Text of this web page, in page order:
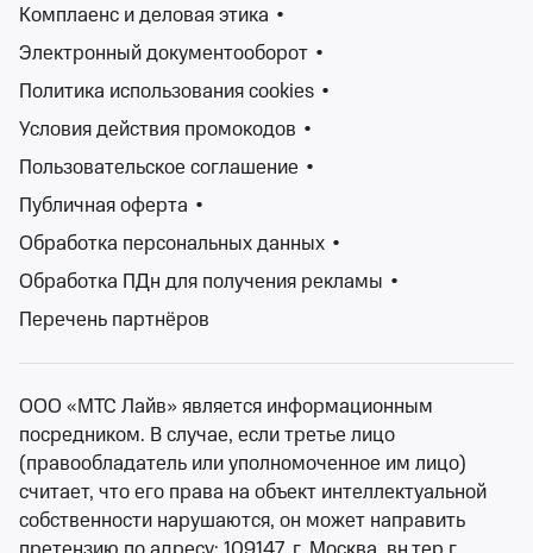
Спектакль "Тётушка Чарли"
Томский драматический театр
пт 25 сент, 19:00
от 500 ₽
пт 25 сентября, 19:00•осталось более 100 билетов
Спектакли, Фестивали
Фестивали – это уникальные события, которые
притягивают множество посетителей. Они могут
проводится как в закрытых помещениях, так и на
открытом воздухе. Традиционно фестивали
считаются музыкальными, на которых выступают
творческие группы, однако сейчас на выбор зрителю
предлагаются фестивали искусств, кино, творчества,
театральные, фестивали молодежи, детские и
множество других.
Комплаенс и деловая этика •
Электронный документооборот •
Политика использования cookies •
Условия действия промокодов •
Пользовательское соглашение •
Публичная оферта •
Обработка персональных данных •
Обработка ПДн для получения рекламы •
Перечень партнёров
ООО «МТС Лайв» является информационным
посредником. В случае, если третье лицо
(правообладатель или уполномоченное им лицо)
считает, что его права на объект интеллектуальной
собственности нарушаются, он может направить